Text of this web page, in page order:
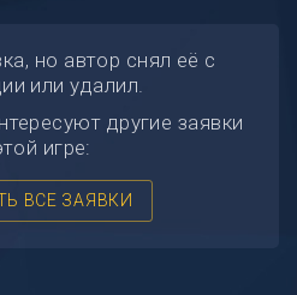
но автор снял её с
или удалил.
другие заявки
игре:
ВСЕ ЗАЯВКИ